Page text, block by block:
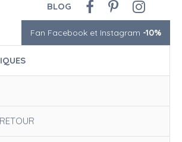
BLOG
Fan Facebook et Instagram -10%